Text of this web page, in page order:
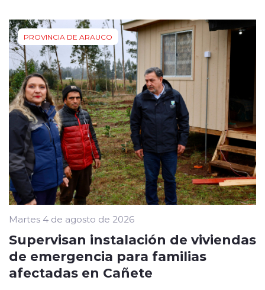
PROVINCIA DE ARAUCO
Martes 4 de agosto de 2026
Supervisan instalación de viviendas
de emergencia para familias
afectadas en Cañete